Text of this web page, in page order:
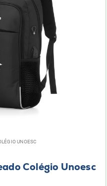
UNOESC
Colégio Unoesc